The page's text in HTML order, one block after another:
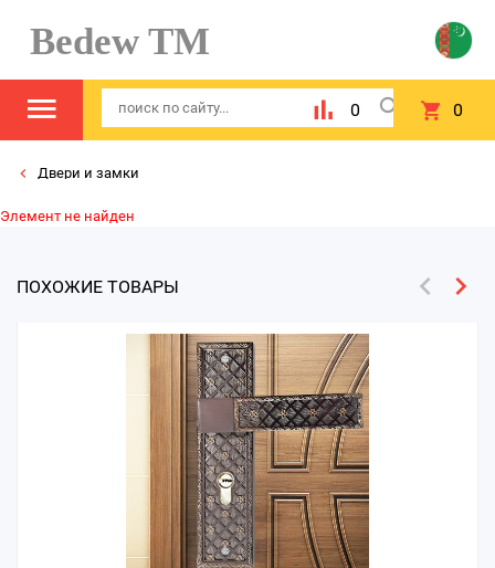
Bedew TM
0 0
Двери и замки
Элемент не найден
ПОХОЖИЕ ТОВАРЫ